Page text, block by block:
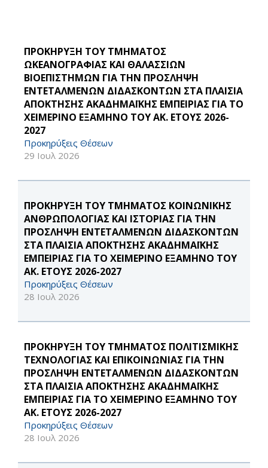
ΠΡΟΚΗΡΥΞΗ ΤΟΥ ΤΜΗΜΑΤΟΣ
ΩΚΕΑΝΟΓΡΑΦΙΑΣ ΚΑΙ ΘΑΛΑΣΣΙΩΝ
ΒΙΟΕΠΙΣΤΗΜΩΝ ΓΙΑ ΤΗΝ ΠΡΟΣΛΗΨΗ
ΕΝΤΕΤΑΛΜΕΝΩΝ ΔΙΔΑΣΚΟΝΤΩΝ ΣΤΑ ΠΛΑΙΣΙΑ
ΑΠΟΚΤΗΣΗΣ ΑΚΑΔΗΜΑΪΚΗΣ ΕΜΠΕΙΡΙΑΣ ΓΙΑ ΤΟ
ΧΕΙΜΕΡΙΝΟ ΕΞΑΜΗΝΟ ΤΟΥ ΑΚ. ΕΤΟΥΣ 2026-
2027
Προκηρύξεις Θέσεων
29 Ιουλ 2026
ΠΡΟΚΗΡΥΞΗ ΤΟΥ ΤΜΗΜΑΤΟΣ ΚΟΙΝΩΝΙΚΗΣ
ΑΝΘΡΩΠΟΛΟΓΙΑΣ ΚΑΙ ΙΣΤΟΡΙΑΣ ΓΙΑ ΤΗΝ
ΠΡΟΣΛΗΨΗ ΕΝΤΕΤΑΛΜΕΝΩΝ ΔΙΔΑΣΚΟΝΤΩΝ
ΣΤΑ ΠΛΑΙΣΙΑ ΑΠΟΚΤΗΣΗΣ ΑΚΑΔΗΜΑΪΚΗΣ
ΕΜΠΕΙΡΙΑΣ ΓΙΑ ΤΟ ΧΕΙΜΕΡΙΝΟ ΕΞΑΜΗΝΟ ΤΟΥ
ΑΚ. ΕΤΟΥΣ 2026-2027
Προκηρύξεις Θέσεων
28 Ιουλ 2026
ΠΡΟΚΗΡΥΞΗ ΤΟΥ ΤΜΗΜΑΤΟΣ ΠΟΛΙΤΙΣΜΙΚΗΣ
ΤΕΧΝΟΛΟΓΙΑΣ ΚΑΙ ΕΠΙΚΟΙΝΩΝΙΑΣ ΓΙΑ ΤΗΝ
ΠΡΟΣΛΗΨΗ ΕΝΤΕΤΑΛΜΕΝΩΝ ΔΙΔΑΣΚΟΝΤΩΝ
ΣΤΑ ΠΛΑΙΣΙΑ ΑΠΟΚΤΗΣΗΣ ΑΚΑΔΗΜΑΪΚΗΣ
ΕΜΠΕΙΡΙΑΣ ΓΙΑ ΤΟ ΧΕΙΜΕΡΙΝΟ ΕΞΑΜΗΝΟ ΤΟΥ
ΑΚ. ΕΤΟΥΣ 2026-2027
Προκηρύξεις Θέσεων
28 Ιουλ 2026